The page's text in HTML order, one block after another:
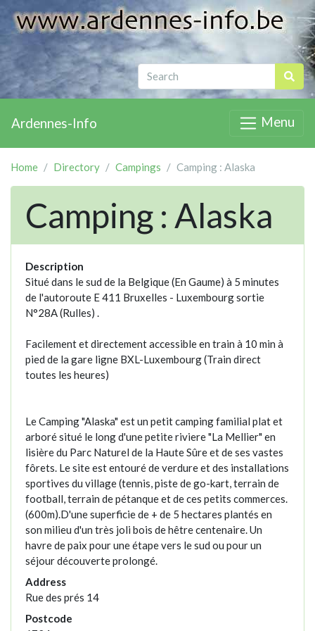
Ardennes-Info Menu
Home Directory Campings Camping : Alaska
Camping : Alaska
Description
Situé dans le sud de la Belgique (En Gaume) à 5 minutes
de l'autoroute E 411 Bruxelles - Luxembourg sortie
N°28A (Rulles) .
Facilement et directement accessible en train à 10 min à
pied de la gare ligne BXL-Luxembourg (Train direct
toutes les heures)
Le Camping "Alaska" est un petit camping familial plat et
arboré situé le long d'une petite riviere "La Mellier" en
lisière du Parc Naturel de la Haute Sûre et de ses vastes
fôrets. Le site est entouré de verdure et des installations
sportives du village (tennis, piste de go-kart, terrain de
football, terrain de pétanque et de ces petits commerces.
(600m).D'une superficie de + de 5 hectares plantés en
son milieu d'un très joli bois de hêtre centenaire. Un
havre de paix pour une étape vers le sud ou pour un
séjour découverte prolongé.
Address
Rue des prés 14
Postcode